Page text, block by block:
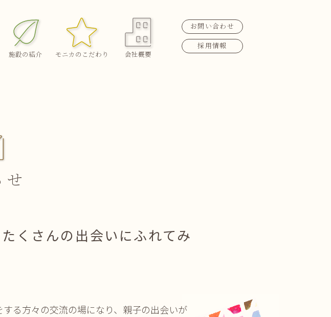
施設の紹介 モニカのこだわり 会社概要
お問い合わせ
採用情報
くさんの出会いにふれてみ
る方々の交流の場になり、親子の出会いが